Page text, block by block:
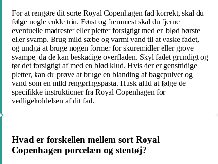
For at rengøre dit sorte Royal Copenhagen fad korrekt, skal du
følge nogle enkle trin. Først og fremmest skal du fjerne
eventuelle madrester eller pletter forsigtigt med en blød børste
eller svamp. Brug mild sæbe og varmt vand til at vaske fadet,
og undgå at bruge nogen former for skuremidler eller grove
svampe, da de kan beskadige overfladen. Skyl fadet grundigt og
tør det forsigtigt af med en blød klud. Hvis der er genstridige
pletter, kan du prøve at bruge en blanding af bagepulver og
vand som en mild rengøringspasta. Husk altid at følge de
specifikke instruktioner fra Royal Copenhagen for
vedligeholdelsen af dit fad.
Hvad er forskellen mellem sort Royal
Copenhagen porcelæn og stentøj?